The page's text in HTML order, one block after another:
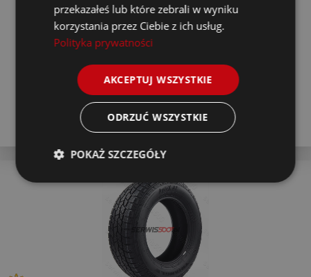
Piątek
Montaż w serwisie za 4 dni
Poniedziałek
Ostatnia sztuka
Kup
przekazałeś lub które zebrali w wyniku
korzystania przez Ciebie z ich usług.
Polityka prywatności
AKCEPTUJ WSZYSTKIE
ODRZUĆ WSZYSTKIE
POKAŻ SZCZEGÓŁY